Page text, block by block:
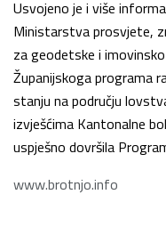
Usvojeno je i više
Ministarstva prosvjete,
za geodetske i
Županijskoga programa
stanju na području
izvješćima Kantonalne
uspješno dovršila
www.brotnjo.info